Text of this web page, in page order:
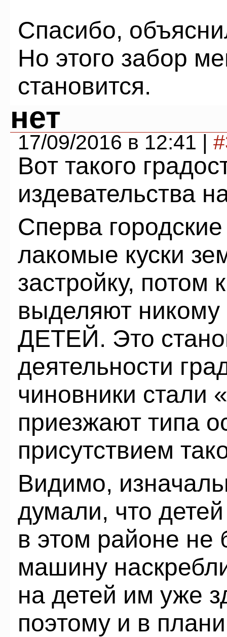
Спасибо,
Но этого забор
становится.
нет
17/09/2016 в 12:41 |
Вот такого
издевательства
Сперва
лакомые куски
застройку,
выделяют никому
ДЕТЕЙ. Это
деятельности
чиновники
приезжают типа
присутствием
Видимо,
думали, что
в этом районе не
машину
на детей им уже
поэтому и в